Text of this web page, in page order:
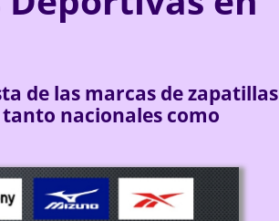
de las marcas de zapatillas
nacionales como